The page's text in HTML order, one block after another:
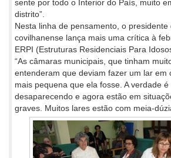
sente por todo o Interior do País, muito
distrito”.
Nesta linha de pensamento, o presidente
covilhanense lança mais uma crítica à
ERPI (Estruturas Residenciais Para
“As câmaras municipais, que tinham
entenderam que deviam fazer um lar em
mais pequena que ela fosse. A verdade
desaparecendo e agora estão em
graves. Muitos lares estão com meia-